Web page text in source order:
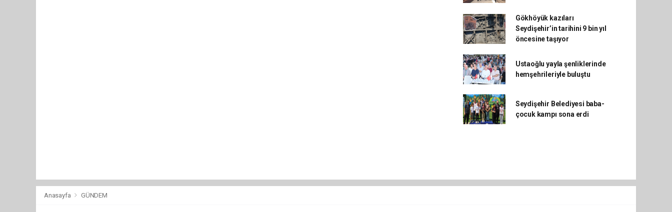
Gökhöyük kazıları
Seydişehir’in tarihini 9 bin yıl
öncesine taşıyor
Ustaoğlu yayla şenliklerinde
hemşehrileriyle buluştu
Seydişehir Belediyesi baba-
çocuk kampı sona erdi
Anasayfa GÜNDEM